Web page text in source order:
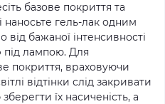
базове покриття та
наносьте гель-лак одним
бажаної інтенсивності
під лампою. Для
покриття, враховуючи
відтінки слід закривати
їх насиченість, а